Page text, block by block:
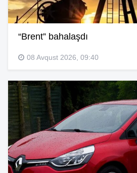
“Brent” bahalaşdı
08 Avqust 2026, 09:40